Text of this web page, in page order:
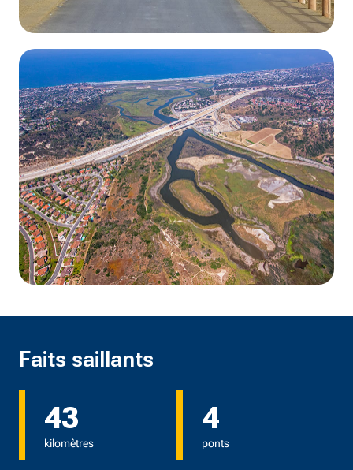
Faits saillants
43
kilomètres
4
ponts